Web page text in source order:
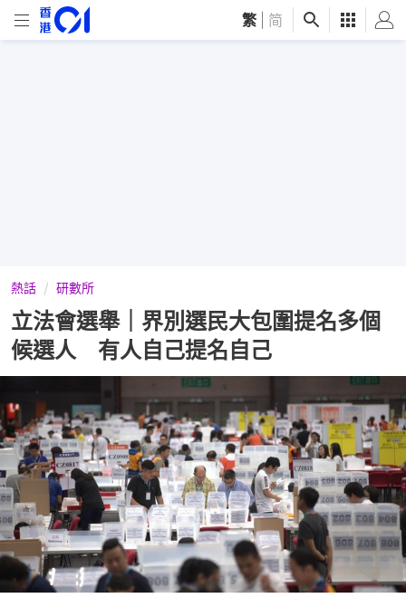
繁 简
熱話 研數所
立法會選舉｜界別選民大包圍提名多個
候選人 有人自己提名自己